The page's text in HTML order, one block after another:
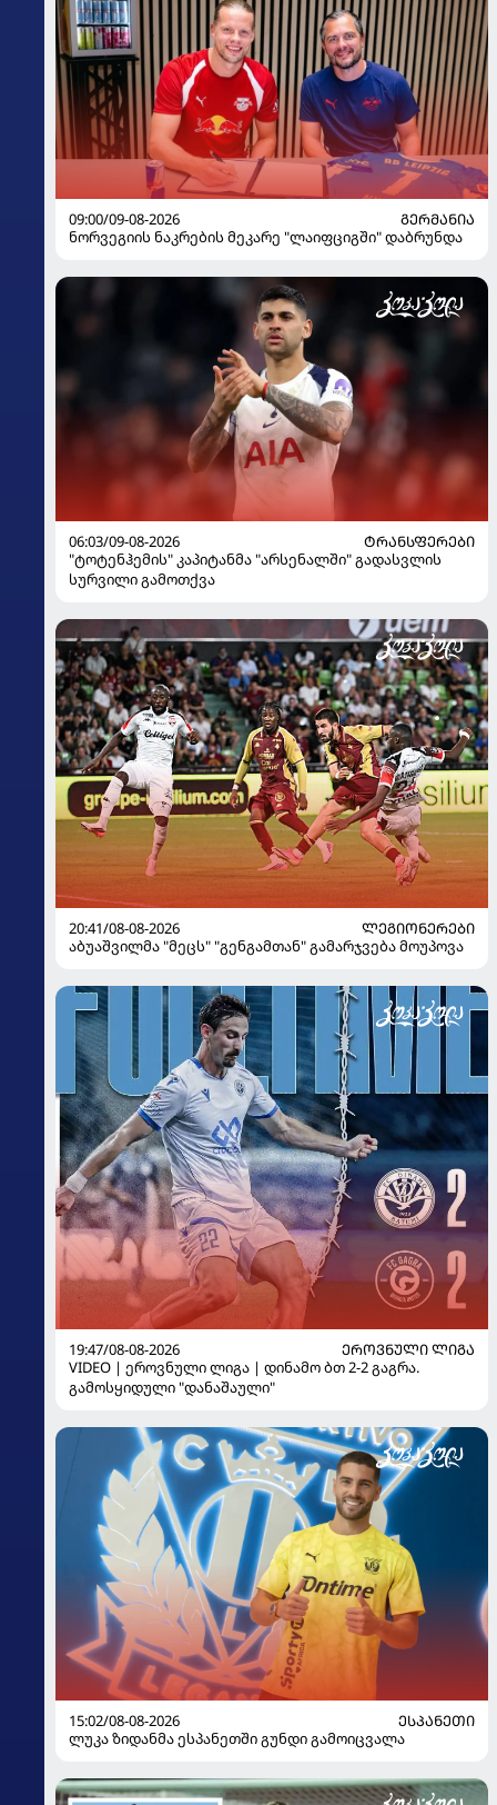
09:00/09-08-2026
ᲒᲔᲠᲛᲐᲜᲘᲐ
ნორვეგიის ნაკრების მეკარე "ლაიფციგში" დაბრუნდა
06:03/09-08-2026
ᲢᲠᲐᲜᲡᲤᲔᲠᲔᲑᲘ
"ტოტენჰემის" კაპიტანმა "არსენალში" გადასვლის
სურვილი გამოთქვა
20:41/08-08-2026
ᲚᲔᲒᲘᲝᲜᲔᲠᲔᲑᲘ
აბუაშვილმა "მეცს" "გენგამთან" გამარჯვება მოუპოვა
19:47/08-08-2026
ᲔᲠᲝᲕᲜᲣᲚᲘ ᲚᲘᲒᲐ
VIDEO | ეროვნული ლიგა | დინამო ბთ 2-2 გაგრა.
გამოსყიდული "დანაშაული"
15:02/08-08-2026
ᲔᲡᲞᲐᲜᲔᲗᲘ
ლუკა ზიდანმა ესპანეთში გუნდი გამოიცვალა